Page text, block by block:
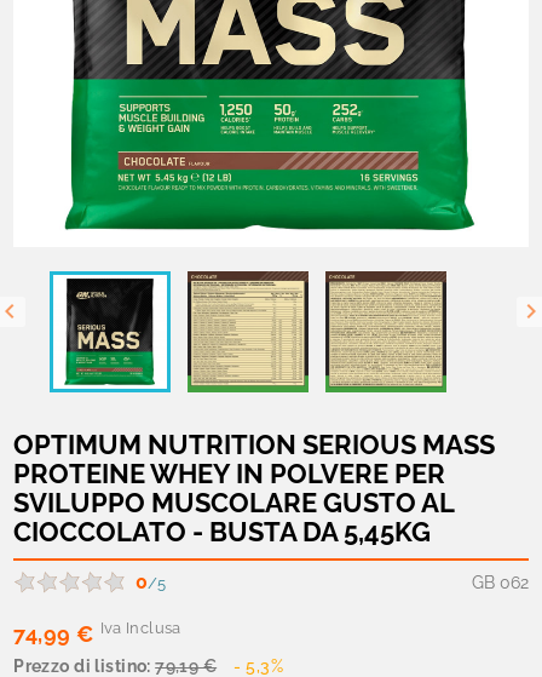
OPTIMUM NUTRITION SERIOUS MASS
PROTEINE WHEY IN POLVERE PER
SVILUPPO MUSCOLARE GUSTO AL
CIOCCOLATO - BUSTA DA 5,45KG
GB 062
0/5
74,99 € Iva Inclusa
Prezzo di listino:79,19 € - 5,3%